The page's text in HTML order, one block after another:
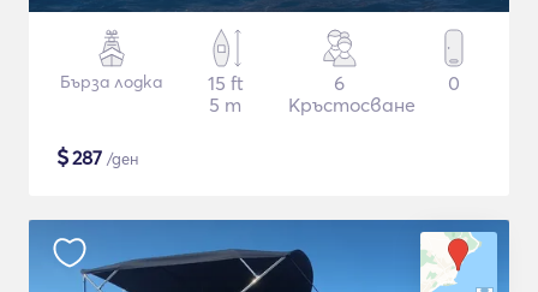
Бърза лодка
15 ft
5 m
6
Кръстосване
0
$287 /ден